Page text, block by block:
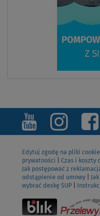
Edytuj zgodę na pliki
prywatności
Czas i koszty
Jak postępować z
odstąpienie od umowy
wybrać deskę SUP